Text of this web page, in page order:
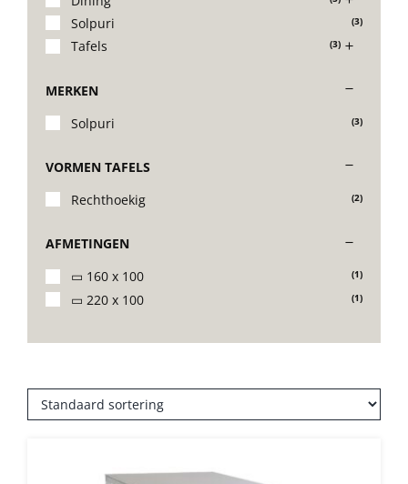
Stoelen
Tafels
Barset
Deck Chairs + voetbanken
Ligbedden
Solpuri (3)
Tafels (3)
MERKEN
Solpuri
(3)
VORMEN TAFELS
Rechthoekig
(2)
AFMETINGEN
▭ 160 x 100
(1)
▭ 220 x 100 (1)